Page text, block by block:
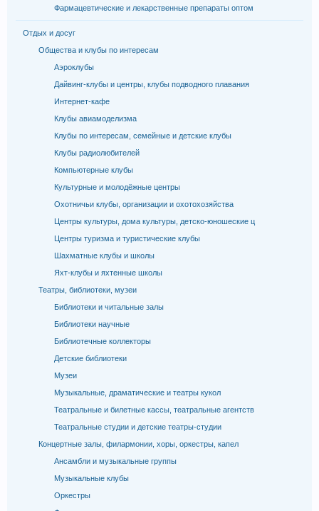
Фармацевтические и лекарственные препараты оптом
Отдых и досуг
Общества и клубы по интересам
Аэроклубы
Дайвинг-клубы и центры, клубы подводного плавания
Интернет-кафе
Клубы авиамоделизма
Клубы по интересам, семейные и детские клубы
Клубы радиолюбителей
Компьютерные клубы
Культурные и молодёжные центры
Охотничьи клубы, организации и охотохозяйства
Центры культуры, дома культуры, детско-юношеские ц
Центры туризма и туристические клубы
Шахматные клубы и школы
Яхт-клубы и яхтенные школы
Театры, библиотеки, музеи
Библиотеки и читальные залы
Библиотеки научные
Библиотечные коллекторы
Детские библиотеки
Музеи
Музыкальные, драматические и театры кукол
Театральные и билетные кассы, театральные агентств
Театральные студии и детские театры-студии
Концертные залы, филармонии, хоры, оркестры, капел
Ансамбли и музыкальные группы
Музыкальные клубы
Оркестры